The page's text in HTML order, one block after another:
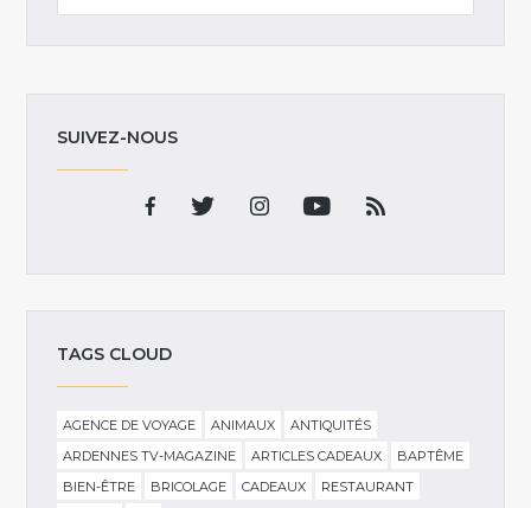
SUIVEZ-NOUS
TAGS CLOUD
AGENCE DE VOYAGE ANIMAUX
ANTIQUITÉS
ARDENNES TV-MAGAZINE
ARTICLES CADEAUX
BAPTÊME
BIEN-ÊTRE
BRICOLAGE CADEAUX
RESTAURANT